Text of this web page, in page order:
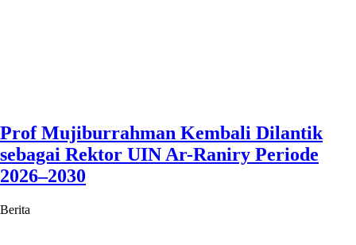
Prof Mujiburrahman Kembali Dilantik
sebagai Rektor UIN Ar-Raniry Periode
2026–2030
Berita